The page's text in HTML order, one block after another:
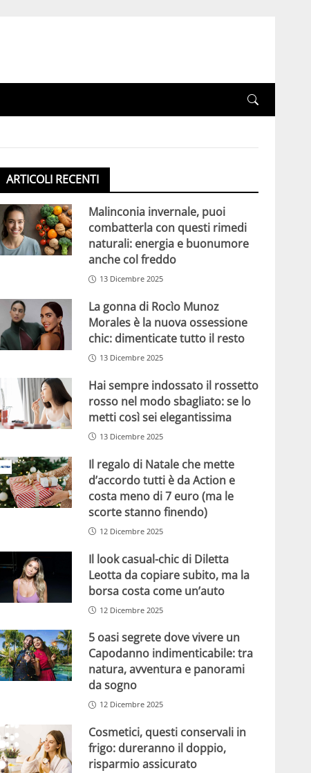
ARTICOLI RECENTI
Malinconia invernale, puoi
combatterla con questi rimedi
naturali: energia e buonumore
anche col freddo
13 Dicembre 2025
La gonna di Rocìo Munoz
Morales è la nuova ossessione
chic: dimenticate tutto il resto
13 Dicembre 2025
Hai sempre indossato il rossetto
rosso nel modo sbagliato: se lo
metti così sei elegantissima
13 Dicembre 2025
Il regalo di Natale che mette
d’accordo tutti è da Action e
costa meno di 7 euro (ma le
scorte stanno finendo)
12 Dicembre 2025
Il look casual-chic di Diletta
Leotta da copiare subito, ma la
borsa costa come un’auto
12 Dicembre 2025
5 oasi segrete dove vivere un
Capodanno indimenticabile: tra
natura, avventura e panorami
da sogno
12 Dicembre 2025
Cosmetici, questi conservali in
frigo: dureranno il doppio,
risparmio assicurato